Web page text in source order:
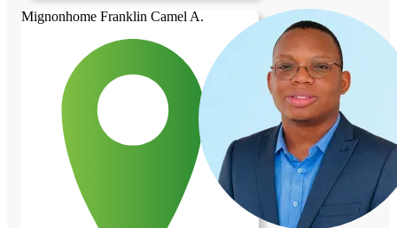
Mignonhome Franklin Camel A.